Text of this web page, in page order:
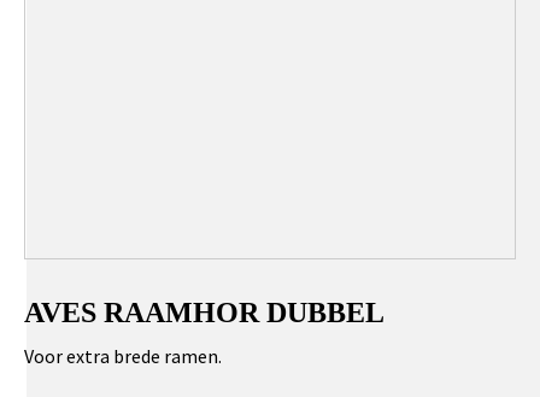
AVES RAAMHOR DUBBEL
Voor extra brede ramen.